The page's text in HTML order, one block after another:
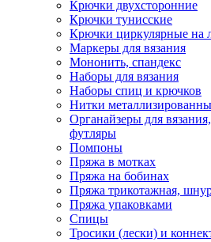
Крючки двухсторонние
Крючки тунисские
Крючки циркулярные на
Маркеры для вязания
Мононить, спандекс
Наборы для вязания
Наборы спиц и крючков
Нитки
Органайзеры для
футляры
Помпоны
Пряжа в мотках
Пряжа на бобинах
Пряжа трикотажная,
Пряжа упаковками
Спицы
Тросики (лески) и